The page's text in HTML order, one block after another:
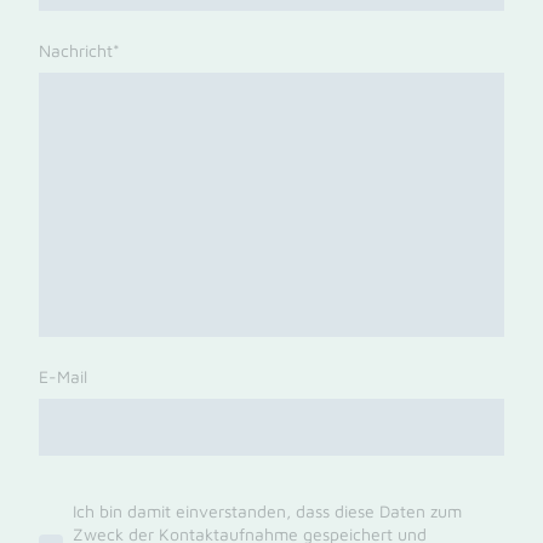
Nachricht*
E-Mail
Ich bin damit einverstanden, dass diese Daten zum
Zweck der Kontaktaufnahme gespeichert und